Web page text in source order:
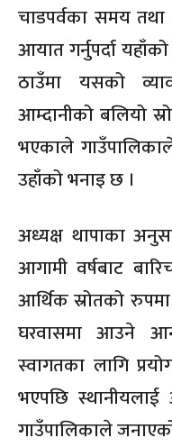
चाडपर्वका समय
आयात गर्नुपर्दा
ठाउँमा यसको
आम्दानीको बलियो
भएकाले
उहाँको भनाइ छ ।
अध्यक्ष थापाका
आगामी वर्षबाट
आर्थिक स्रोतको
घरवासमा आउने
स्वागतका लागि
भएपछि स्थानीयलाई
गाउँपालिकाले